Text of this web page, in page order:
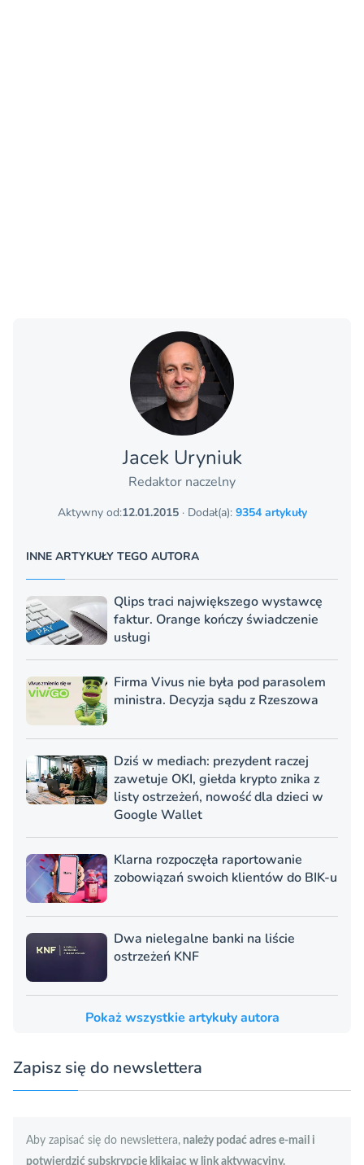
Jacek Uryniuk
Redaktor naczelny
Aktywny od:12.01.2015· Dodał(a): 9354 artykuły
INNE ARTYKUŁY TEGO AUTORA
Qlips traci największego wystawcę
faktur. Orange kończy świadczenie
usługi
Firma Vivus nie była pod parasolem
ministra. Decyzja sądu z Rzeszowa
Dziś w mediach: prezydent raczej
zawetuje OKI, giełda krypto znika z
listy ostrzeżeń, nowość dla dzieci w
Google Wallet
Klarna rozpoczęła raportowanie
zobowiązań swoich klientów do BIK-u
Dwa nielegalne banki na liście
ostrzeżeń KNF
Pokaż wszystkie artykuły autora
Zapisz się do newslettera
Aby zapisać się do newslettera, należy podać adres e-mail i
potwierdzić subskrypcję klikając w link aktywacyjny.